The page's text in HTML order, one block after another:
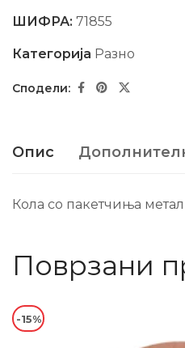
ШИФРА: 71855
Категорија Разно
Опис
Кола со пакетчиња
Поврзани
-15%